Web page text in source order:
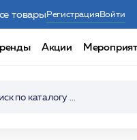
товарыРегистрацияВойти
Акции